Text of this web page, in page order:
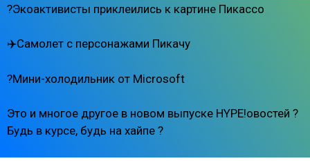
?️Экоактивисты приклеились к картине Пикассо
✈️Самолет с персонажами Пикачу
?Мини-холодильник от Microsoft
Это и многое другое в новом выпуске HYPE!овостей ?
Будь в курсе, будь на хайпе ?